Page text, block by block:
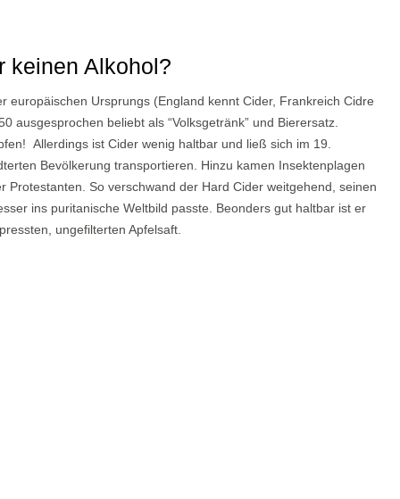
keinen Alkohol?
europäischen Ursprungs (England kennt Cider, Frankreich Cidre
ausgesprochen beliebt als “Volksgetränk” und Bierersatz.
Allerdings ist Cider wenig haltbar und ließ sich im 19.
Bevölkerung transportieren. Hinzu kamen Insektenplagen
Protestanten. So verschwand der Hard Cider weitgehend, seinen
ins puritanische Weltbild passte. Beonders gut haltbar ist er
ungefilterten Apfelsaft.